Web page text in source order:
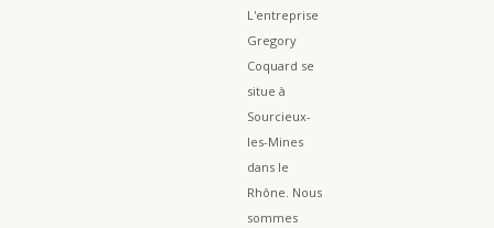
L'entreprise
Gregory
Coquard se
situe à
Sourcieux-
les-Mines
dans le
Rhône. Nous
sommes